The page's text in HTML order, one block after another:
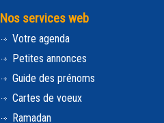
Nos services web
Votre agenda
Petites annonces
Guide des prénoms
Cartes de voeux
Ramadan